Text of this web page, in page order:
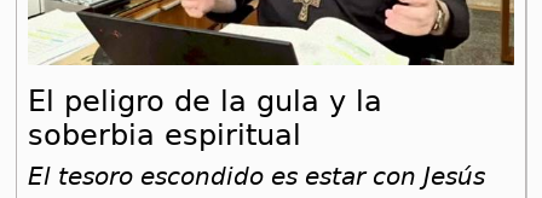
El peligro de la gula y la
soberbia espiritual
El tesoro escondido es estar con Jesús